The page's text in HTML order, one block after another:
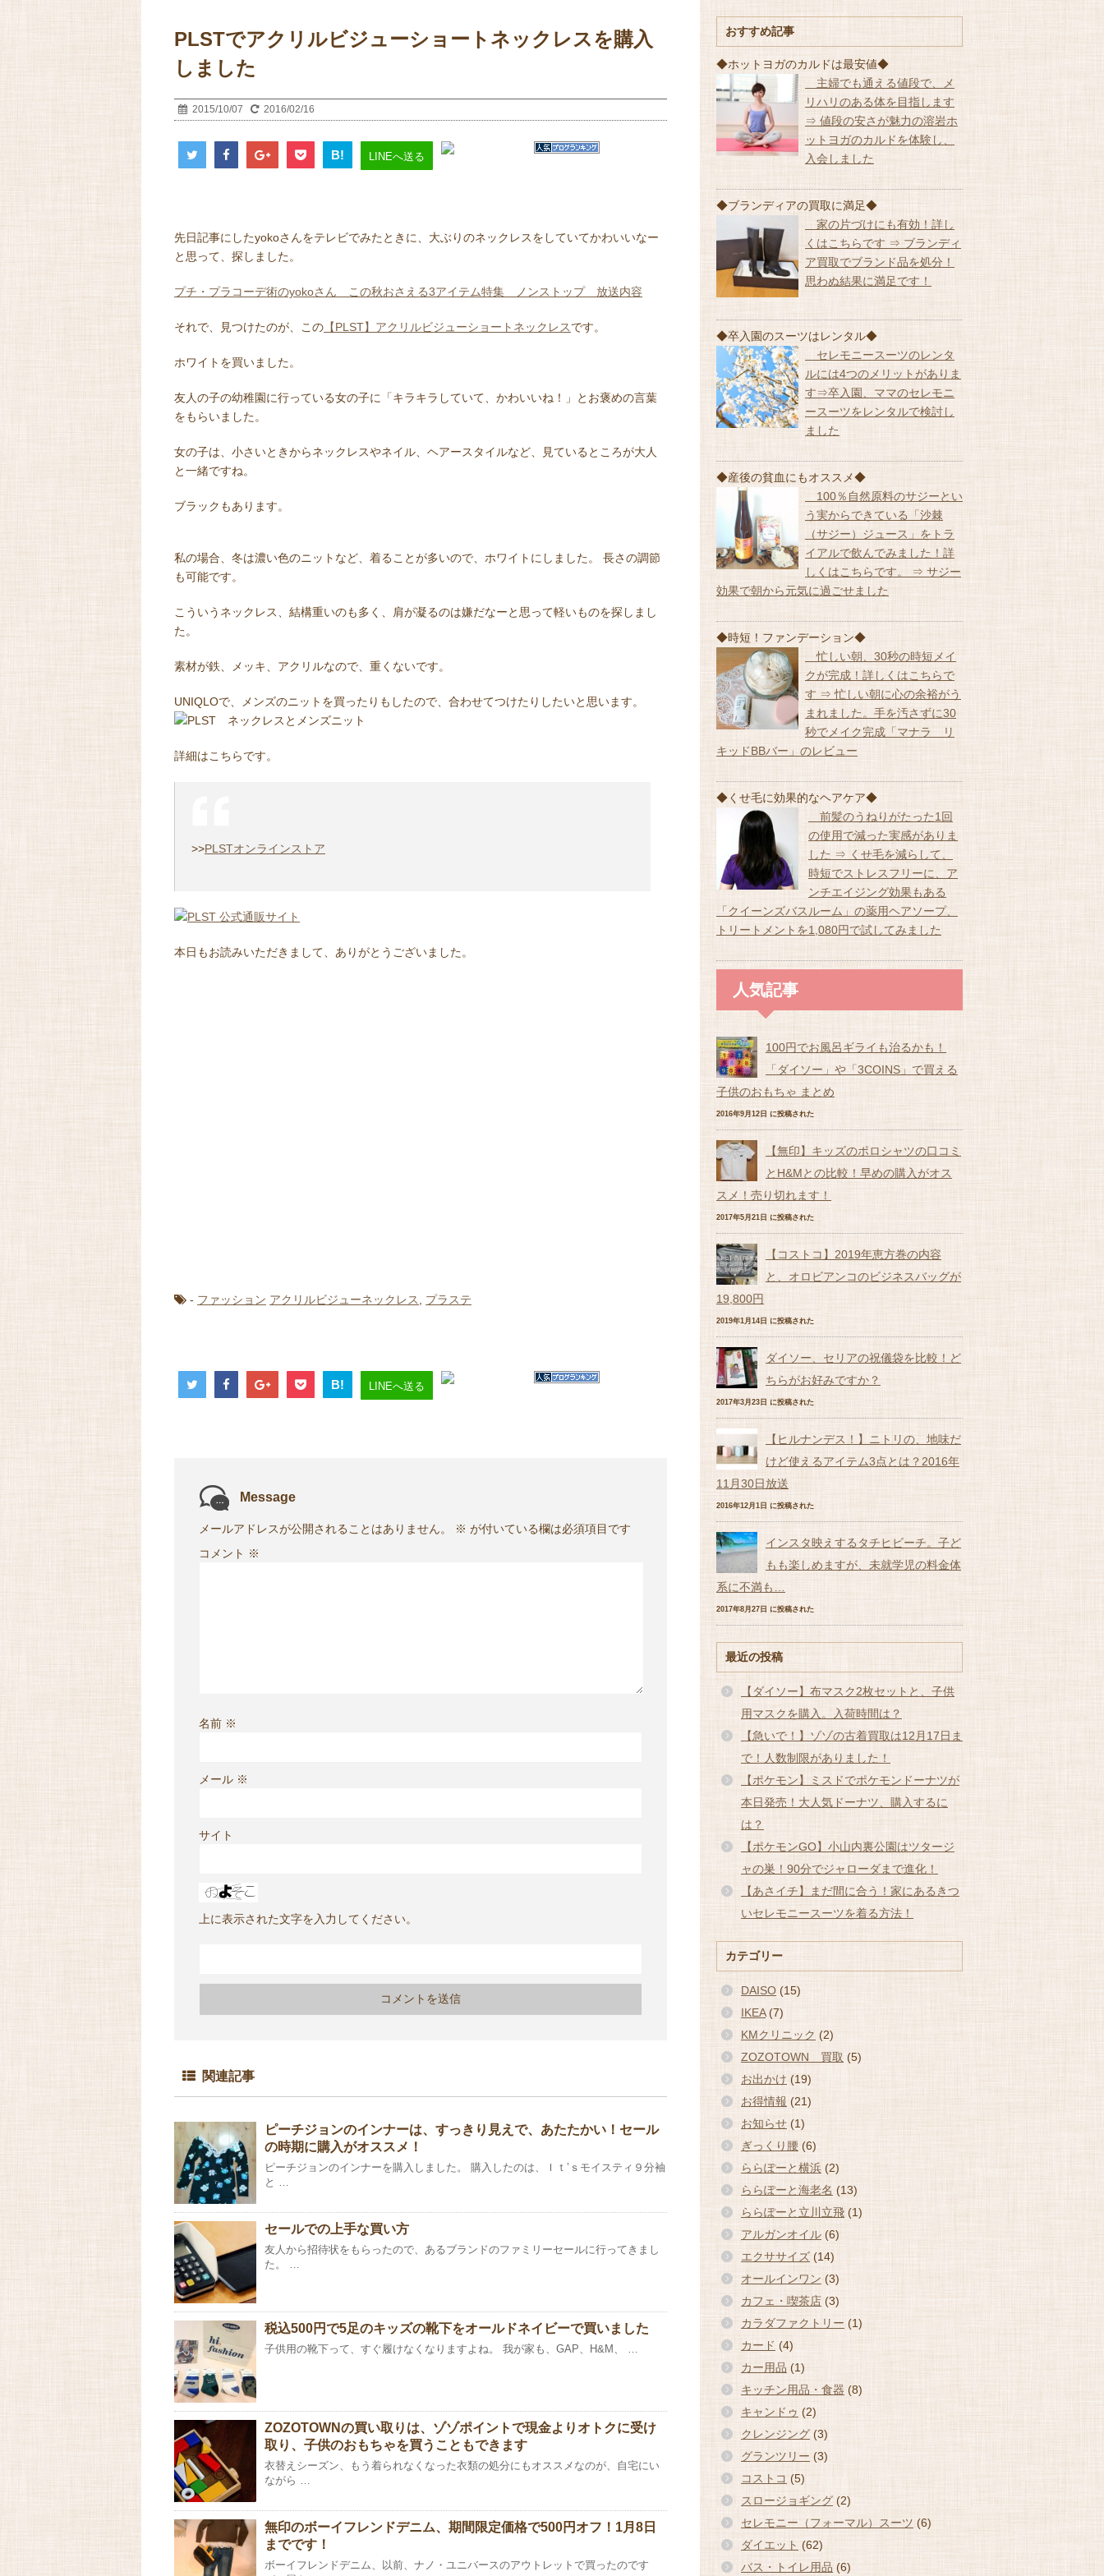
PLSTでアクリルビジューショートネックレスを購入
しました
2015/10/07 2016/02/16
B! LINEへ送る
先日記事にしたyokoさんをテレビでみたときに、大ぶりのネックレスをしていてかわいいなー
と思って、探しました。
プチ・プラコーデ術のyokoさん この秋おさえる3アイテム特集 ノンストップ 放送内容
それで、見つけたのが、この 【PLST】アクリルビジューショートネックレスです。
ホワイトを買いました。
友人の子の幼稚園に行っている女の子に「キラキラしていて、かわいいね！」とお褒めの言葉
をもらいました。
女の子は、小さいときからネックレスやネイル、ヘアースタイルなど、見ているところが大人
と一緒ですね。
ブラックもあります。
私の場合、冬は濃い色のニットなど、着ることが多いので、ホワイトにしました。 長さの調節
も可能です。
こういうネックレス、結構重いのも多く、肩が凝るのは嫌だなーと思って軽いものを探しまし
た。
素材が鉄、メッキ、アクリルなので、重くないです。
UNIQLOで、メンズのニットを買ったりもしたので、合わせてつけたりしたいと思います。
詳細はこちらです。
>>PLSTオンラインストア
本日もお読みいただきまして、ありがとうございました。
- ファッション アクリルビジューネックレス, プラステ
B! LINEへ送る
Message
メールアドレスが公開されることはありません。 ※ が付いている欄は必須項目です
コメント ※
名前 ※
メール ※
サイト
上に表示された文字を入力してください。
関連記事
ピーチジョンのインナーは、すっきり見えで、あたたかい！セール
の時期に購入がオススメ！
ピーチジョンのインナーを購入しました。 購入したのは、Ｉｔ’ｓモイスティ９分袖
と …
セールでの上手な買い方
友人から招待状をもらったので、あるブランドのファミリーセールに行ってきまし
た。 …
税込500円で5足のキッズの靴下をオールドネイビーで買いました
子供用の靴下って、すぐ履けなくなりますよね。 我が家も、GAP、H&M、 …
ZOZOTOWNの買い取りは、ゾゾポイントで現金よりオトクに受け
取り、子供のおもちゃを買うこともできます
衣替えシーズン、もう着られなくなった衣類の処分にもオススメなのが、自宅にい
ながら …
無印のボーイフレンドデニム、期間限定価格で500円オフ！1月8日
までです！
ボーイフレンドデニム、以前、ナノ・ユニバースのアウトレットで買ったのです
おすすめ記事
◆ホットヨガのカルドは最安値◆
主婦でも通える値段で、メ
リハリのある体を目指します
⇒ 値段の安さが魅力の溶岩ホ
ットヨガのカルドを体験し、
入会しました
◆ブランディアの買取に満足◆
家の片づけにも有効！詳し
くはこちらです ⇒ ブランディ
ア買取でブランド品を処分！
思わぬ結果に満足です！
◆卒入園のスーツはレンタル◆
セレモニースーツのレンタ
ルには4つのメリットがありま
す⇒卒入園、ママのセレモニ
ースーツをレンタルで検討し
ました
◆産後の貧血にもオススメ◆
100％自然原料のサジーとい
う実からできている「沙棘
（サジー）ジュース」をトラ
イアルで飲んでみました！詳
しくはこちらです。 ⇒ サジー
効果で朝から元気に過ごせました
◆時短！ファンデーション◆
忙しい朝、30秒の時短メイ
クが完成！詳しくはこちらで
す ⇒ 忙しい朝に心の余裕がう
まれました。手を汚さずに30
秒でメイク完成「マナラ リ
キッドBBバー」のレビュー
◆くせ毛に効果的なヘアケア◆
前髪のうねりがたった1回
の使用で減った実感がありま
した ⇒ くせ毛を減らして、
時短でストレスフリーに、ア
ンチエイジング効果もある
「クイーンズバスルーム」の薬用ヘアソープ、
トリートメントを1,080円で試してみました
人気記事
100円でお風呂ギライも治るかも！
「ダイソー」や「3COINS」で買える
子供のおもちゃ まとめ
2016年9月12日 に投稿された
【無印】キッズのポロシャツの口コミ
とH&Mとの比較！早めの購入がオス
スメ！売り切れます！
2017年5月21日 に投稿された
【コストコ】2019年恵方巻の内容
と、オロビアンコのビジネスバッグが
19,800円
2019年1月14日 に投稿された
ダイソー、セリアの祝儀袋を比較！ど
ちらがお好みですか？
2017年3月23日 に投稿された
【ヒルナンデス！】ニトリの、地味だ
けど使えるアイテム3点とは？2016年
11月30日放送
2016年12月1日 に投稿された
インスタ映えするタチヒビーチ。子ど
もも楽しめますが、未就学児の料金体
系に不満も…
2017年8月27日 に投稿された
最近の投稿
【ダイソー】布マスク2枚セットと、子供
用マスクを購入。入荷時間は？
【急いで！】ゾゾの古着買取は12月17日ま
で！人数制限がありました！
【ポケモン】ミスドでポケモンドーナツが
本日発売！大人気ドーナツ、購入するに
は？
【ポケモンGO】小山内裏公園はツタージ
ャの巣！90分でジャローダまで進化！
【あさイチ】まだ間に合う！家にあるきつ
いセレモニースーツを着る方法！
カテゴリー
DAISO (15)
IKEA(7)
KMクリニック (2)
ZOZOTOWN 買取 (5)
お出かけ (19)
お得情報 (21)
お知らせ (1)
ぎっくり腰 (6)
ららぽーと横浜 (2)
ららぽーと海老名 (13)
ららぽーと立川立飛 (1)
アルガンオイル (6)
エクササイズ (14)
オールインワン (3)
カフェ・喫茶店 (3)
カラダファクトリー (1)
カード (4)
カー用品 (1)
キッチン用品・食器 (8)
キャンドゥ (2)
クレンジング(3)
グランツリー (3)
コストコ (5)
スロージョギング (2)
セレモニー（フォーマル）スーツ (6)
ダイエット (62)
バス・トイレ用品 (6)